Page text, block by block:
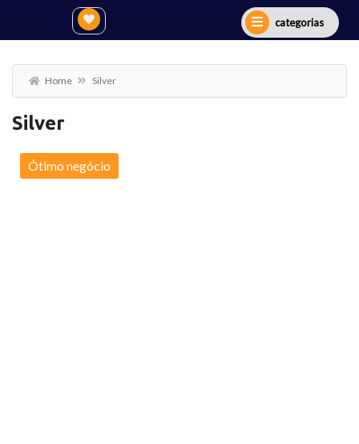
categorias
Home Silver
Silver
Ótimo negócio